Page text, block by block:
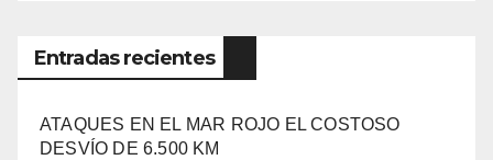
Entradas recientes
ATAQUES EN EL MAR ROJO EL COSTOSO
DESVÍO DE 6.500 KM